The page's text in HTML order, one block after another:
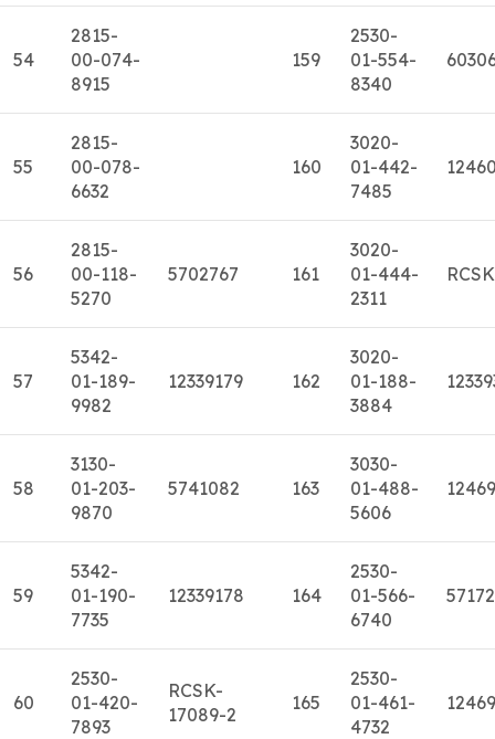
54
2815-
00-074-
8915
159
2530-
01-554-
8340
55
2815-
00-078-
6632
160
3020-
01-442-
7485
56
2815-
00-118-
5270
5702767 161
3020-
01-444-
2311
57
5342-
01-189-
9982
12339179 162
3020-
01-188-
3884
58
3130-
01-203-
9870
5741082 163
3030-
01-488-
5606
59
5342-
01-190-
7735
12339178 164
2530-
01-566-
6740
60
2530-
01-420-
7893
RCSK-
17089-2
165
2530-
01-461-
4732